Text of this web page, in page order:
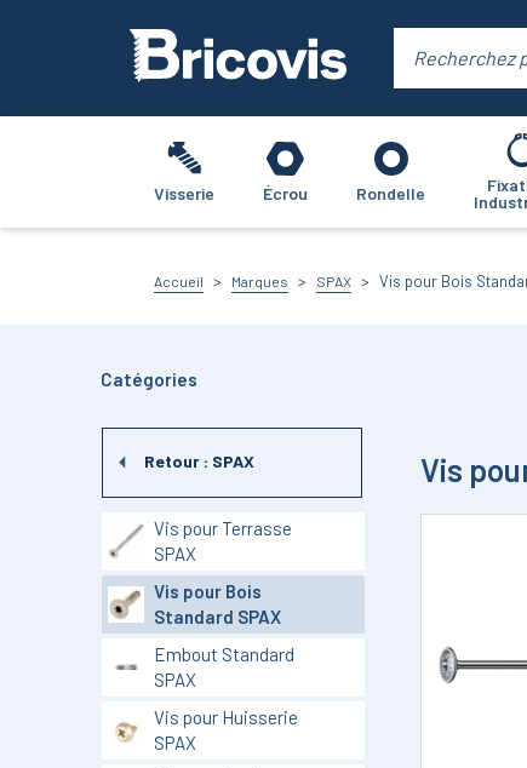
Visserie Écrou Rondelle
Accueil Marques SPAX Vis pour Bois
Catégories
Retour : SPAX
Vis pour Terrasse
SPAX
Vis pour Bois
Standard SPAX
Embout Standard
SPAX
Vis pour Huisserie
SPAX
Vis